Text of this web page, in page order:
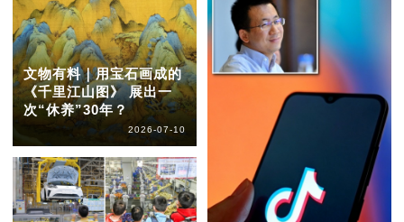
文物有料｜用宝石画成的
《千里江山图》 展出一
次“休养”30年？
2026-07-10